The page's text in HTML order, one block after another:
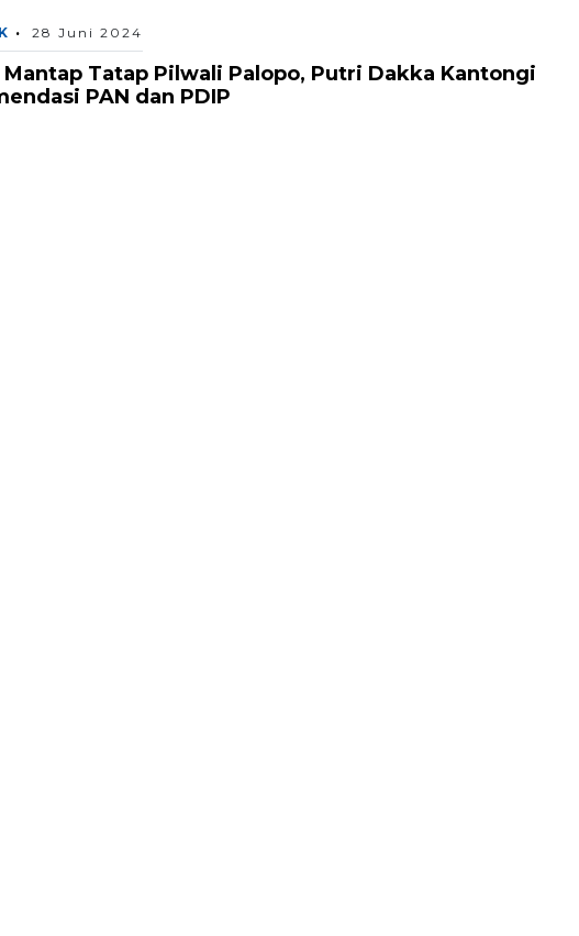
28 Juni 2024
Tatap Pilwali Palopo, Putri Dakka Kantongi
PAN dan PDIP